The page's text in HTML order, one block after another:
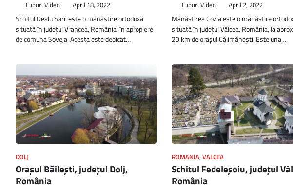
Clipuri Video April 18, 2022
Schitul Dealu Sarii este o mănăstire ortodoxă
situată în județul Vrancea, România, în apropiere
de comuna Soveja. Acesta este dedicat…
Clipuri Video April 2, 2022
Mănăstirea Cozia este o mănăstire
situată în județul Vâlcea, România, la
20 km de orașul Călimănești. Este una…
DOLJ
Orașul Băilești, județul Dolj,
România
ROMANIA, VALCEA
Schitul Fedeleşoiu, județul
România